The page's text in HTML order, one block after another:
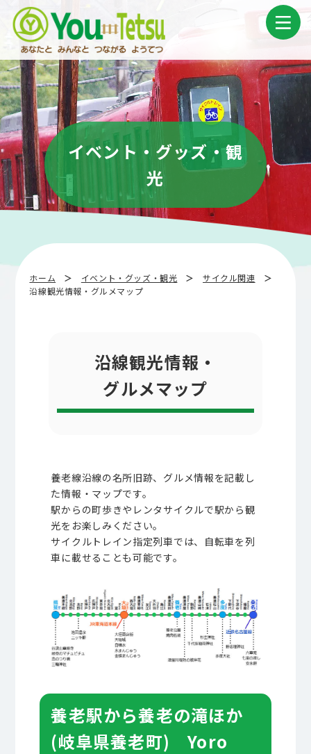
ツ
へ
ス
キ
ッ
プ
シ
ョ
ン
に
移
動
イベント・グッズ・観
光
ホーム イベント・グッズ・観光
サイクル関連
沿線観光情報・グルメマップ
沿線観光情報・
グルメマップ
養老線沿線の名所旧跡、グルメ情報を記載し
た情報・マップです。
駅からの町歩きやレンタサイクルで駅から観
光をお楽しみください。
サイクルトレイン指定列車では、自転車を列
車に載せることも可能です。
養老駅から養老の滝ほか
(岐阜県養老町) Yoro